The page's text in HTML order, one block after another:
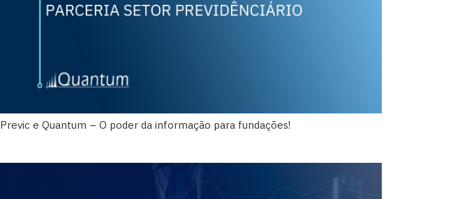
Previc e Quantum – O poder da informação para fundações!